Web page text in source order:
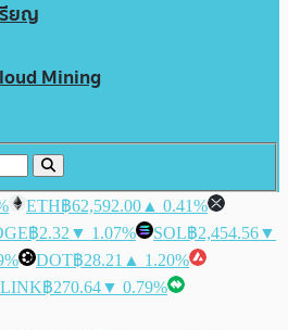
รียญ
Mining
ETH฿62,592.00 ▲ 0.41%
฿2.32 ▼ 1.07% SOL฿2,454.56▼
DOT฿28.21 ▲ 1.20%
LINK฿270.64▼ 0.79%